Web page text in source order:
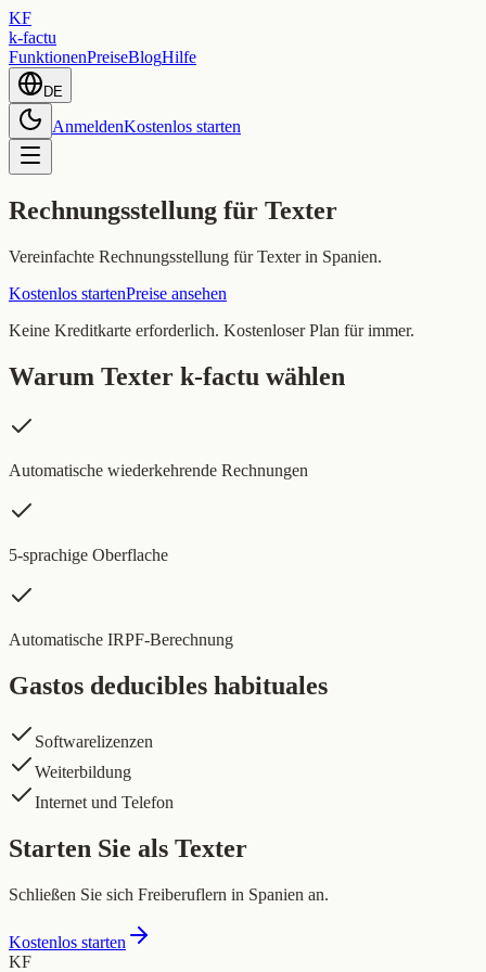
KF
k-factu
FunktionenPreiseBlogHilfe
DE
AnmeldenKostenlos starten
Rechnungsstellung für Texter
Vereinfachte Rechnungsstellung für Texter in Spanien.
Kostenlos startenPreise ansehen
Keine Kreditkarte erforderlich. Kostenloser Plan für immer.
Warum Texter k-factu wählen
Automatische wiederkehrende Rechnungen
5-sprachige Oberflache
Automatische IRPF-Berechnung
Gastos deducibles habituales
Softwarelizenzen
Weiterbildung
Internet und Telefon
Starten Sie als Texter
Schließen Sie sich Freiberuflern in Spanien an.
Kostenlos starten
KF